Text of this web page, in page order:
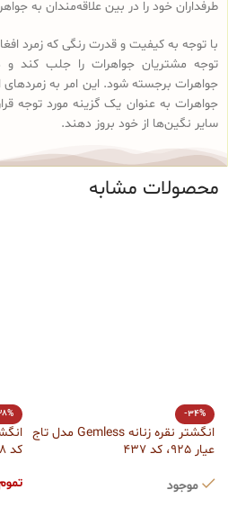
طرفداران خود را در بین علاقه‌مندان به
با توجه به کیفیت و قدرت رنگی که زمرد
توجه مشتریان جواهرات را جلب کند
جواهرات برجسته شود. این امر به زمردهای
جواهرات به عنوان یک گزینه مورد توجه
سایر نگین‌ها از خود بروز دهند.
محصولات مشابه
-34%
انگشتر نقره زنانه Gemless مدل تاج
عیار 925، کد 437
موجود
کد 438